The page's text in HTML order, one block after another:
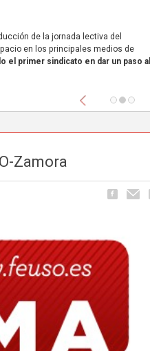
de la jornada lectiva del
en los principales medios de
el primer sindicato en dar un paso al
Anterior
Zamora